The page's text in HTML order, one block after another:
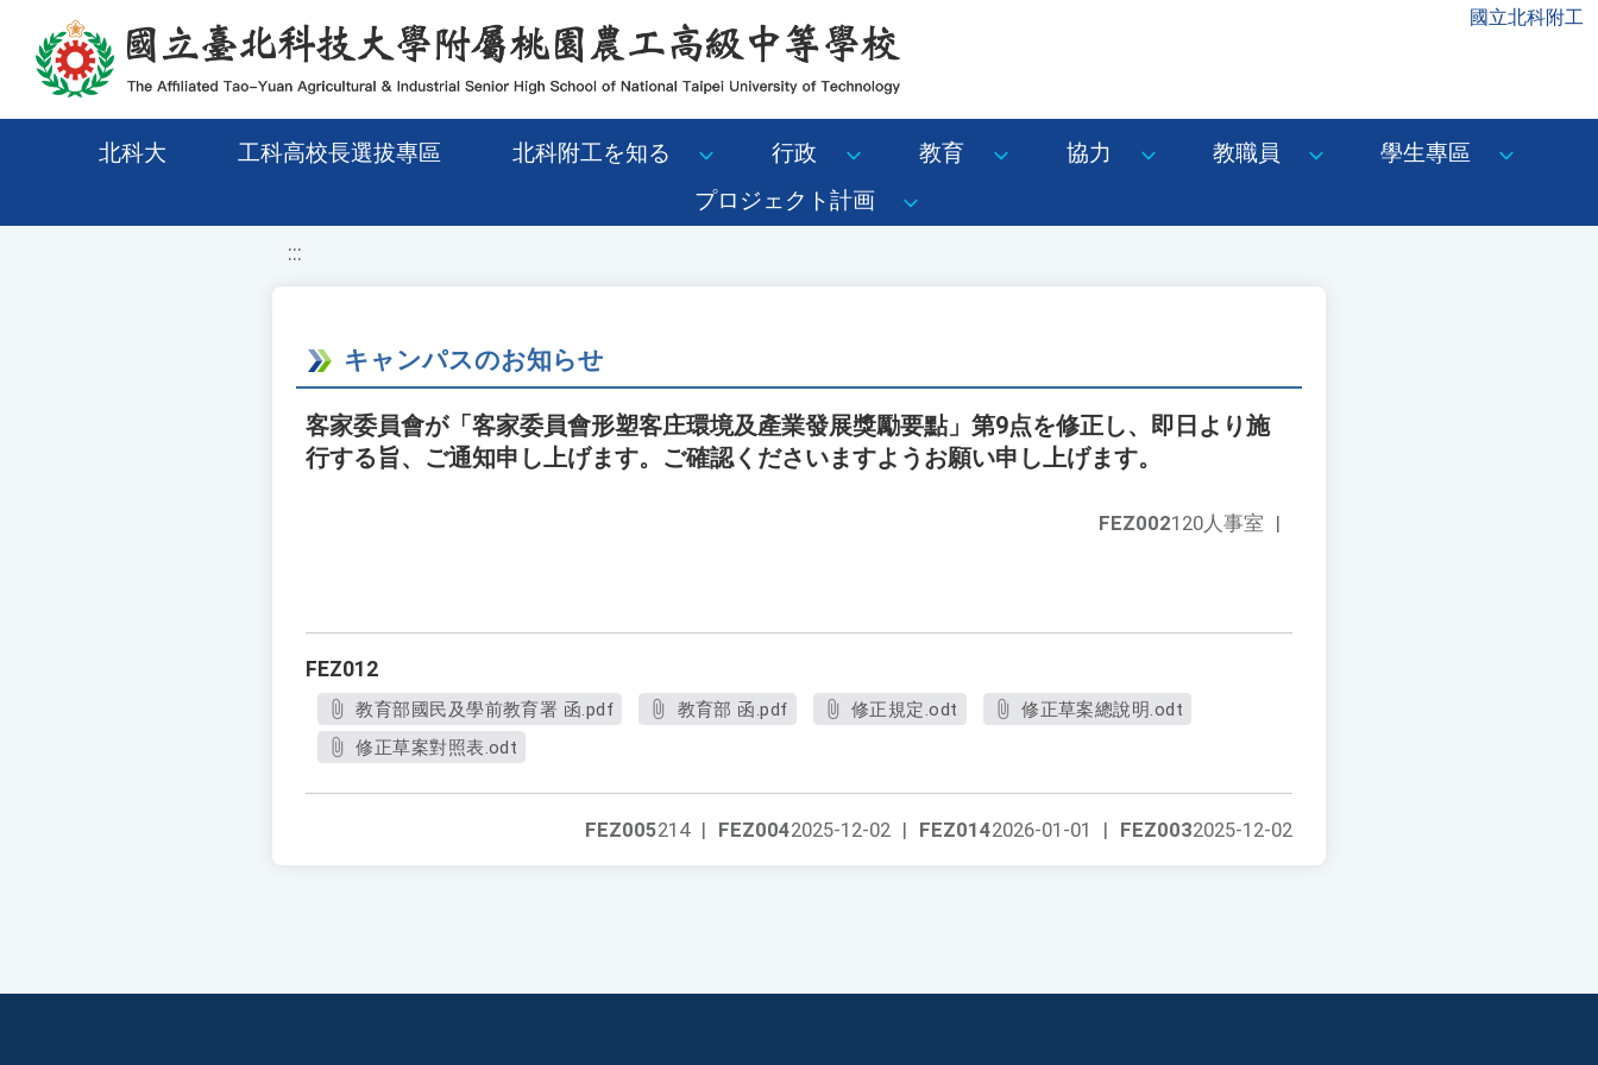
移至網頁之主要內容區位置 國立北科附工
北科大 工科高校長選拔專區 北科附工を知る 行政 教育 協力 教職員
學生專區
プロジェクト計画
:::
キャンパスのお知らせ
客家委員會が「客家委員會形塑客庄環境及產業發展獎勵要點」第9点を修正し、即日より施
行する旨、ご通知申し上げます。ご確認くださいますようお願い申し上げます。
FEZ002120人事室 |
FEZ012
教育部國民及學前教育署 函.pdf 教育部 函.pdf 修正規定.odt
修正草案總說明.odt
修正草案對照表.odt
FEZ0032025-12-02
FEZ0142026-01-01 |
FEZ0042025-12-02 |
FEZ005214 |